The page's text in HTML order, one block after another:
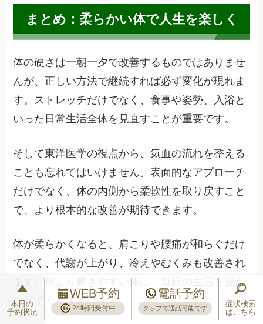
まとめ：柔らかい体で人生を楽しく
体の硬さは一朝一夕で改善するものではありませ
んが、正しい方法で継続すれば必ず変化が現れま
す。ストレッチだけでなく、食事や姿勢、入浴と
いった日常生活全体を見直すことが重要です。
そして東洋医学の視点から、気血の流れを整える
ことも忘れてはいけません。表面的なアプローチ
だけでなく、体の内側から柔軟性を取り戻すこと
で、より根本的な改善が期待できます。
体が柔らかくなると、肩こりや腰痛が和らぐだけ
でなく、代謝が上がり、冷えやむくみも改善され
ます。何より動きやすい体は、毎日の生活を豊か
にしてくれます。
本日の
予約状況
WEB予約
24時間受付中
電話予約
タップで通話可能です
症状検索
はこちら